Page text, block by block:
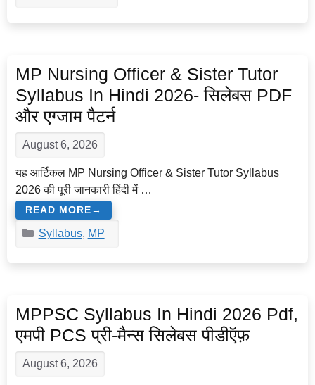
MP Nursing Officer & Sister Tutor
Syllabus In Hindi 2026- सिलेबस PDF
और एग्जाम पैटर्न
August 6, 2026
यह आर्टिकल MP Nursing Officer & Sister Tutor Syllabus
2026 की पूरी जानकारी हिंदी में …
READ MORE
Categories
Syllabus, MP
MPPSC Syllabus In Hindi 2026 Pdf,
एमपी PCS प्री-मैन्स सिलेबस पीडीऍफ़
August 6, 2026